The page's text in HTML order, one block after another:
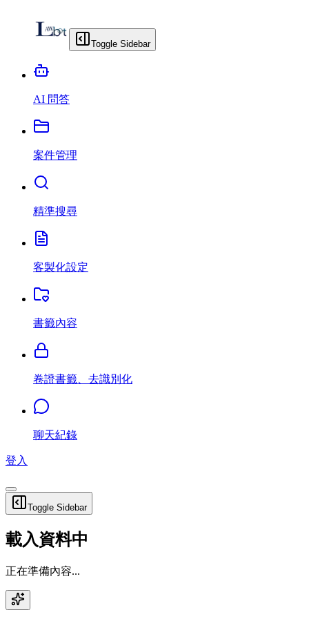
Toggle Sidebar
AI 問答
案件管理
精準搜尋
客製化設定
書籤內容
卷證書籤、去識別化
聊天紀錄
登入
Toggle Sidebar
載入資料中
正在準備內容...